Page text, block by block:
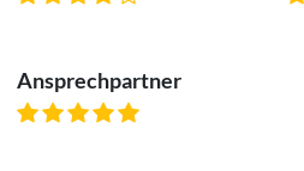
Ansprechpartner